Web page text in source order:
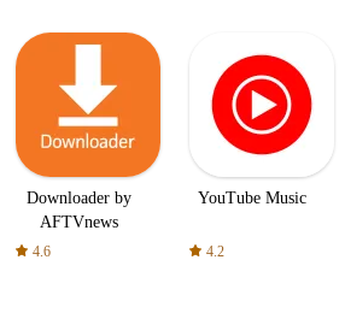
Downloader by
AFTVnews
4.6
YouTube Music
4.2